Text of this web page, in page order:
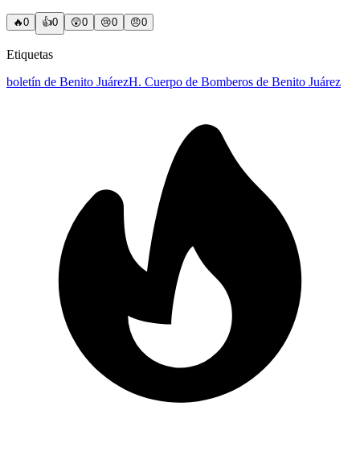
🔥0 👍0 😲0 😢0 😠0
Etiquetas
boletín de Benito JuárezH. Cuerpo de Bomberos de Benito Juárez